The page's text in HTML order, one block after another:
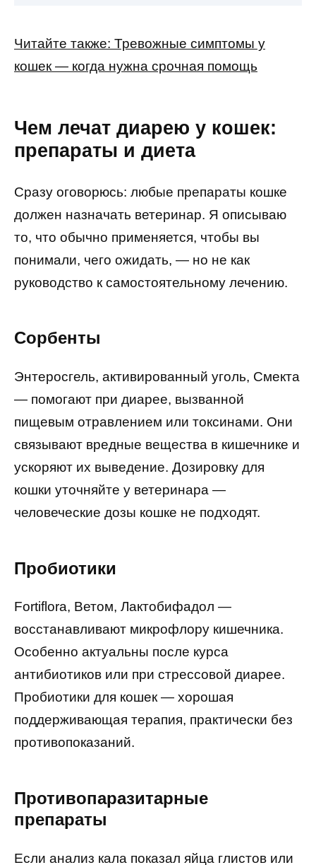
Читайте также: Тревожные симптомы у
кошек — когда нужна срочная помощь
Чем лечат диарею у кошек:
препараты и диета
Сразу оговорюсь: любые препараты кошке
должен назначать ветеринар. Я описываю
то, что обычно применяется, чтобы вы
понимали, чего ожидать, — но не как
руководство к самостоятельному лечению.
Сорбенты
Энтеросгель, активированный уголь, Смекта
— помогают при диарее, вызванной
пищевым отравлением или токсинами. Они
связывают вредные вещества в кишечнике и
ускоряют их выведение. Дозировку для
кошки уточняйте у ветеринара —
человеческие дозы кошке не подходят.
Пробиотики
Fortiflora, Ветом, Лактобифадол —
восстанавливают микрофлору кишечника.
Особенно актуальны после курса
антибиотиков или при стрессовой диарее.
Пробиотики для кошек — хорошая
поддерживающая терапия, практически без
противопоказаний.
Противопаразитарные
препараты
Если анализ кала показал яйца глистов или